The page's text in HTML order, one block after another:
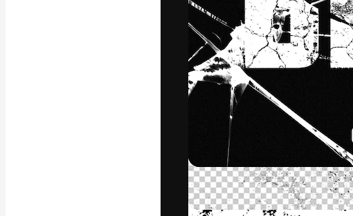
Copyright © 2010-2026